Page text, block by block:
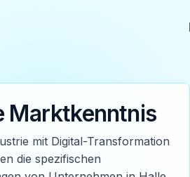
Marktkenntnis
mit Digital-Transformation
die spezifischen